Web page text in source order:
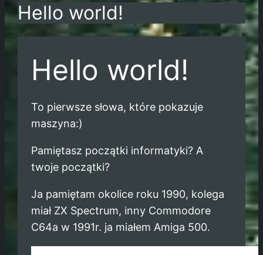
Hello world!
Hello world!
To pierwsze słowa, które pokazuje
maszyna:)
Pamiętasz początki informatyki? A
twoje początki?
Ja pamiętam okolice roku 1990, kolega
miał ZX Spectrum, inny Commodore
C64a w 1991r. ja miałem Amiga 500.